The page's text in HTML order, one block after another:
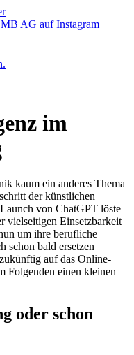
im
kaum ein anderes Thema
der künstlichen
von ChatGPT löste
vielseitigen Einsetzbarkeit
um ihre berufliche
bald ersetzen
auf das Online-
einen kleinen
oder schon